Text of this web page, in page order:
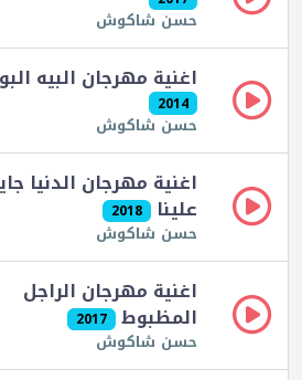
حسن شاكوش
اغنية مهرجان البيه
2014
حسن شاكوش
اغنية مهرجان الدنيا
علينا 2018
حسن شاكوش
اغنية مهرجان الراجل
المظبوط 2017
حسن شاكوش